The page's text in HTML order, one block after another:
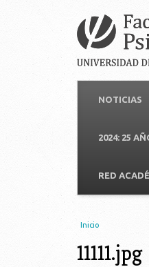
NOTICIAS
2024: 25
RED
Usted
Inicio
11111.jpg